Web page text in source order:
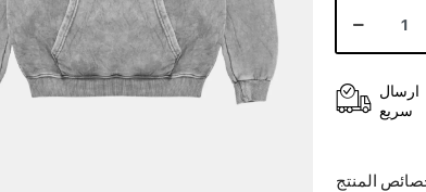
ارسال
سريع
المنتج